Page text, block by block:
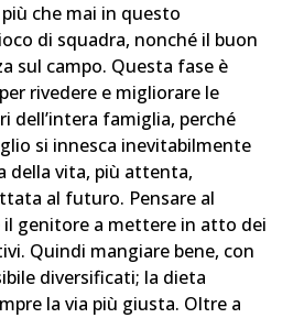
che mai in questo
di squadra, nonché il buon
sul campo. Questa fase è
rivedere e migliorare le
dell’intera famiglia, perché
si innesca inevitabilmente
della vita, più attenta,
al futuro. Pensare al
genitore a mettere in atto dei
Quindi mangiare bene, con
diversificati; la dieta
la via più giusta. Oltre a